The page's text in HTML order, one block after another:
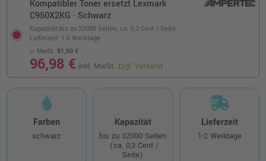
Kompatibler Toner ersetzt Lexmark
C950X2KG · Schwarz
Kapazität bis zu 32000 Seiten, ca. 0,3 Cent / Seite
o. MwSt. 81,50 €
96,98 € inkl. MwSt.zzgl. Versand
Lieferzeit: 1-2 Werktage
Farben
schwarz
Kapazität
bis zu 32000 Seiten
(ca. 0,3 Cent /
Seite)
Lieferzeit
1-2 Werktage